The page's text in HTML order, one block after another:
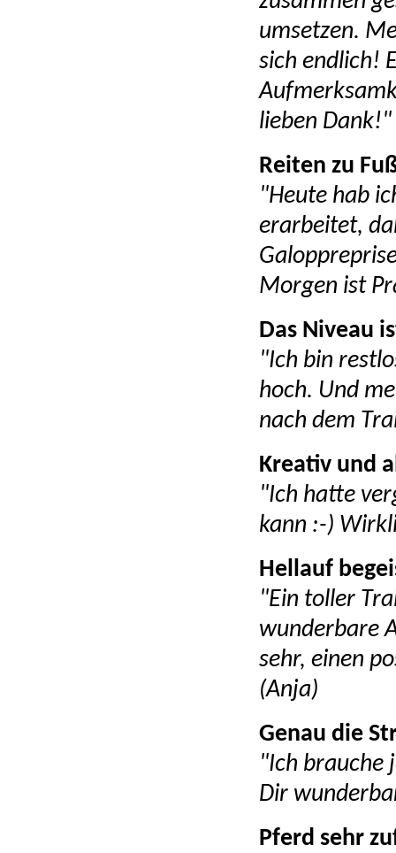
umsetzen.
sich endlich!
lieben Dank!"
Reiten zu
"Heute hab
erarbeitet,
Morgen ist
Das Niveau
"Ich bin
hoch. Und
nach dem
Kreativ und
"Ich hatte
kann :-)
Hellauf
"Ein toller
wunderbare
sehr, einen
(Anja)
Genau die
"Ich brauche
Dir
Pferd sehr